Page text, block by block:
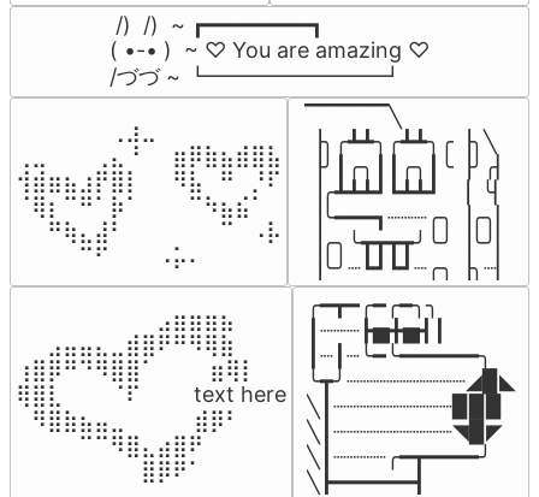
/)  /)  ~ ┏━━━━━━━━┓
( •-• )  ~ ♡ You are amazing ♡
/づづ ~ ┗━━━━━━━━┛
⠀⠀⠀⠀⠀⠀⢀⣰⣀⠀⠀⠀⠀⠀⠀⠀⠀
⢀⣀⠀⠀⠀⢀⣄⠘⠀⠀⣶⡿⣷⣦⣾⣿⣧
⢺⣾⣶⣦⣰⡟⣿⡇⠀⠀⠻⣧⠀⠛⠀⡘⠏
⠈⢿⡆⠉⠛⠁⡷⠁⠀⠀⠀⠉⠳⣦⣮⠁⠀
⠀⠀⠛⢷⣄⣼⠃⠀⠀⠀⠀⠀⠀⠉⠀⠠⡧
⠀⠀⠀⠀⠉⠋⠀⠀⠀⠠⡥⠄⠀⠀⠀⠀⠀
▔▔▔▔▔╲
▕╮╭┻┻╮╭┻┻╮╭▕╮╲
▕╯┃╭╮┃┃╭╮┃╰▕╯╭▏
▕╭┻┻┻┛┗┻┻┛  ▕  ╰▏
▕╰━━━┓┈┈┈╭╮▕╭╮▏
▕╭╮╰┳┳┳┳╯╰╯▕╰╯▏
▕╰╯┈┗┛┗┛┈╭╮▕╮┈▏
⠀⠀⠀⠀⠀⠀⠀⠀⠀⣠⣶⣶⣶⣦⠀⠀
⠀⠀⣠⣤⣤⣄⣀⣾⣿⠟⠛⠻⢿⣷⠀
⢰⣿⡿⠛⠙⠻⣿⣿⠁⠀⠀ ⠀⣶⢿⡇
⢿⣿⣇⠀⠀⠀⠈⠏⠀⠀⠀ text here
⠀⠻⣿⣷⣦⣤⣀⠀⠀⠀ ⠀⣾⡿⠃⠀
⠀⠀⠀⠀⠉⠉⠻⣿⣄⣴⣿⠟⠀⠀⠀
⠀⠀⠀⠀⠀⠀⠀⠀⣿⡿⠟⠁⠀⠀⠀
╭━┳━╭━╭━╮╮
┃┈┈┈┣▅╋▅┫┃
┃┈┃┈╰━╰━━━━━━╮
╰┳╯┈┈┈┈┈┈┈┈┈◢▉◣
╲┃┈┈┈┈┈┈┈┈┈▉▉▉
╲┃┈┈┈┈┈┈┈┈┈◥▉◤
╲┃┈┈┈┈╭━┳━━━━╯
╲┣━━━━━━┫﻿